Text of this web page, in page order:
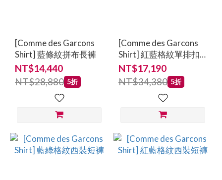
[Comme des Garcons
Shirt] 藍條紋拼布長褲
NT$14,440
NT$28,880 5折
[Comme des Garcons
Shirt] 紅藍格紋單排扣
西裝
NT$17,190
NT$34,380 5折